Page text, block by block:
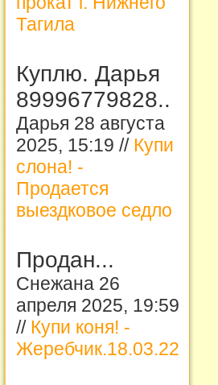
Тагила
Куплю. Дарья
89996779828..
Дарья 28 августа
2025, 15:19 // Купи
слона! -
Продается
выездковое седло
Продан...
Снежана 26
апреля 2025, 19:59
// Купи коня! -
Жеребчик.18.03.22